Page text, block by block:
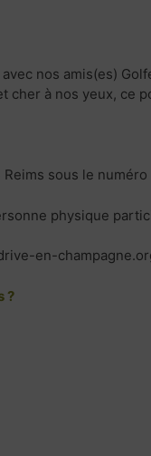
nos amis(es)
cher à nos yeux, ce
Reims sous le
physique
en-
?